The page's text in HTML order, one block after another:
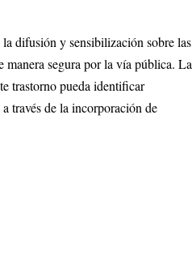
difusión y sensibilización sobre las
manera segura por la vía pública. La
trastorno pueda identificar
través de la incorporación de